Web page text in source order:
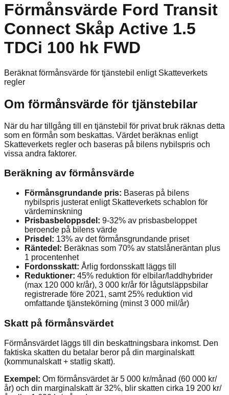
Förmånsvärde Ford Transit
Connect Skåp Active 1.5
TDCi 100 hk FWD
Beräknat förmånsvärde för tjänstebil enligt Skatteverkets
regler
Om förmånsvärde för tjänstebilar
När du har tillgång till en tjänstebil för privat bruk räknas detta
som en förmån som beskattas. Värdet beräknas enligt
Skatteverkets regler och baseras på bilens nybilspris och
vissa andra faktorer.
Beräkning av förmånsvärde
Förmånsgrundande pris: Baseras på bilens
nybilspris justerat enligt Skatteverkets schablon för
värdeminskning
Prisbasbeloppsdel: 9-32% av prisbasbeloppet
beroende på bilens värde
Prisdel: 13% av det förmånsgrundande priset
Räntedel: Beräknas som 70% av statslåneräntan plus
1 procentenhet
Fordonsskatt: Årlig fordonsskatt läggs till
Reduktioner: 45% reduktion för elbilar/laddhybrider
(max 120 000 kr/år), 3 000 kr/år för lågutsläppsbilar
registrerade före 2021, samt 25% reduktion vid
omfattande tjänstekörning (minst 3 000 mil/år)
Skatt på förmånsvärdet
Förmånsvärdet läggs till din beskattningsbara inkomst. Den
faktiska skatten du betalar beror på din marginalskatt
(kommunalskatt + statlig skatt).
Exempel: Om förmånsvärdet är 5 000 kr/månad (60 000 kr/
år) och din marginalskatt är 32%, blir skatten cirka 19 200 kr/